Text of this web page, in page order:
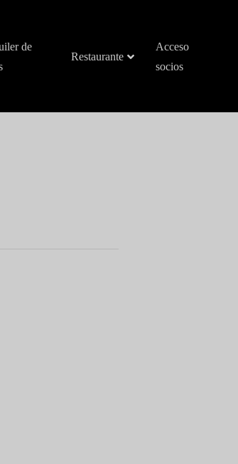
de
Restaurante
Acceso
socios